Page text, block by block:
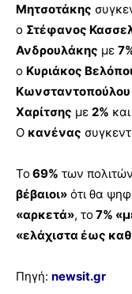
Μητσοτάκης
ο Στέφανος
Ανδρουλάκης με
ο Κυριάκος
Κωνσταντοπούλου
Χαρίτσης με 2%
Ο κανένας
Το69% των πολιτών
βέβαιοι» ότι θα
«αρκετά», το7%
«ελάχιστα έως
Πηγή: newsit.gr